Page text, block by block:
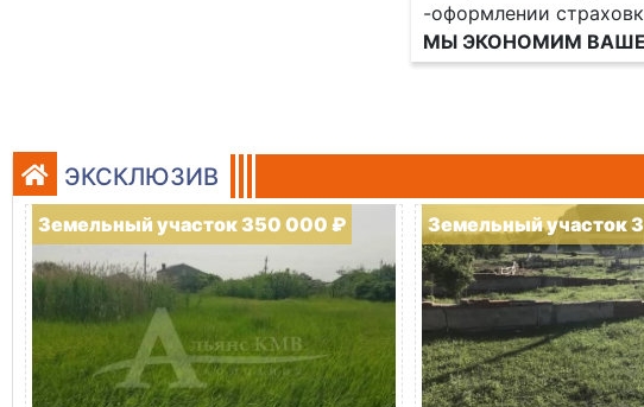
-оформлении
МЫ ЭКОНОМИМ ВАШЕ
ЭКСКЛЮЗИВ
Земельный участок 350 000 ₽ Земельный участок